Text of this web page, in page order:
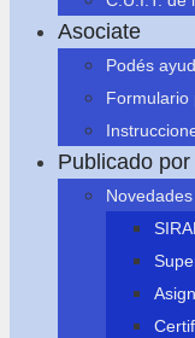
Asociate
Podés
Formulario
Publicado
Novedades